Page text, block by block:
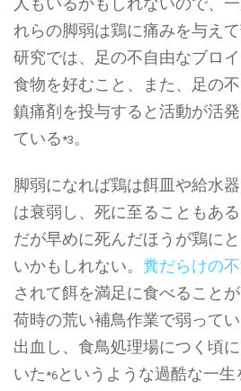
れらの脚弱は鶏に痛みを与えて
研究では、足の不自由なブロ
食物を好むこと、また、足の
鎮痛剤を投与すると活動が活
ている*3 。
脚弱になれば鶏は餌皿や給水
は衰弱し、死に至ることもある
だが早めに死んだほうが鶏に
いかもしれない。 糞だらけの
されて餌を満足に食べること
荷時の荒い補鳥作業で弱って
出血し、食鳥処理場につく頃
いた*6 というような過酷な一